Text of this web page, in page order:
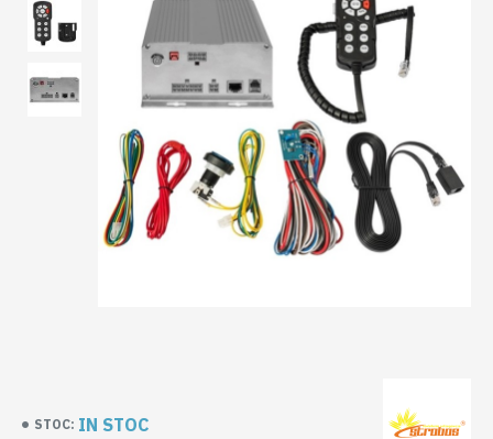
STOC: IN STOC